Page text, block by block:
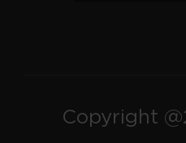
Copyright